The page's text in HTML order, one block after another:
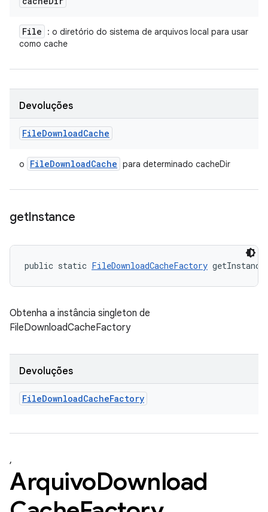
File
: o diretório do sistema de arquivos local para usar
como cache
Devoluções
FileDownloadCache
o FileDownloadCache para determinado cacheDir
getInstance
public static FileDownloadCacheFactory
Obtenha a instância singleton de
FileDownloadCacheFactory
Devoluções
FileDownloadCacheFactory
,
ArquivoDownload